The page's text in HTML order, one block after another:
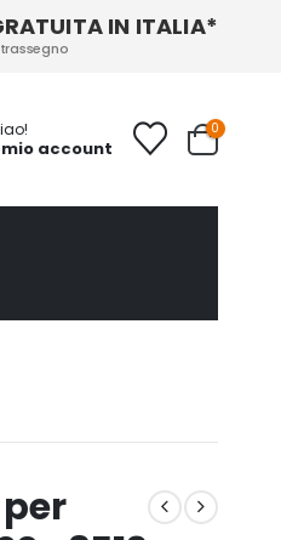
IN ITALIA*
mio account
0